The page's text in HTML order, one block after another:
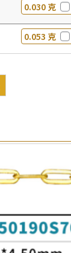
0.030 克
0.053 克